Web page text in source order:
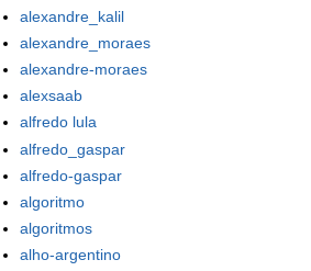
alexandre_kalil
alexandre_moraes
alexandre-moraes
alexsaab
alfredo lula
alfredo_gaspar
alfredo-gaspar
algoritmo
algoritmos
alho-argentino